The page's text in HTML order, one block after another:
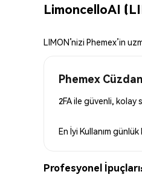
LimoncelloAI
LIMON’nizi Phemex’in
Phemex
2FA ile güvenli, kolay
En İyi Kullanım günlük
Profesyonel